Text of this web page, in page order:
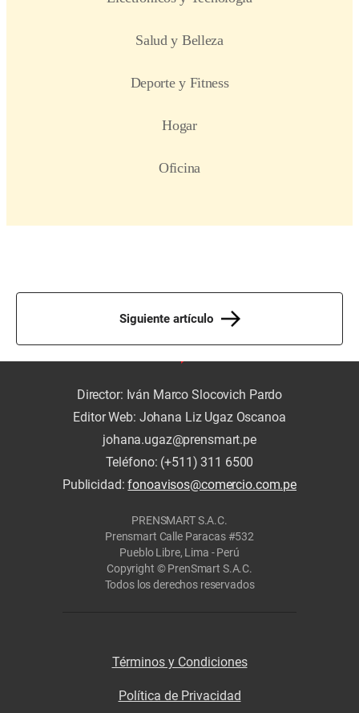
Siguiente artículo
Director: Iván Marco Slocovich Pardo
Editor Web: Johana Liz Ugaz Oscanoa
johana.ugaz@prensmart.pe
Teléfono: (+511) 311 6500
Publicidad:fonoavisos@comercio.com.pe
PRENSMART S.A.C.
Prensmart Calle Paracas #532
Pueblo Libre, Lima - Perú
Copyright © PrenSmart S.A.C.
Todos los derechos reservados
Términos y Condiciones
Política de Privacidad